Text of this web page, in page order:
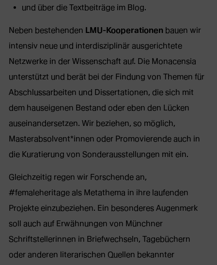
und über die Textbeiträge im Blog.
Neben bestehenden LMU-Kooperationenbauen wir
intensiv neue und interdisziplinär ausgerichtete
Netzwerke in der Wissenschaft auf. Die Monacensia
unterstützt und berät bei der Findung von Themen für
Abschlussarbeiten und Dissertationen, die sich mit
dem hauseigenen Bestand oder eben den Lücken
auseinandersetzen. Wir beziehen, so möglich,
Masterabsolvent*innen oder Promovierende auch in
die Kuratierung von Sonderausstellungen mit ein.
Gleichzeitig regen wir Forschende an,
#femaleheritage als Metathema in ihre laufenden
Projekte einzubeziehen. Ein besonderes Augenmerk
soll auch auf Erwähnungen von Münchner
Schriftstellerinnen in Briefwechseln, Tagebüchern
oder anderen literarischen Quellen bekannter